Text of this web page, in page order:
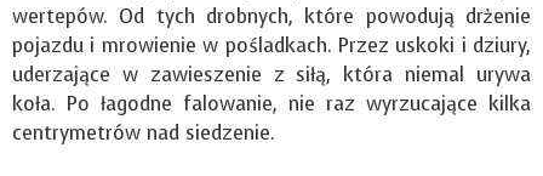
wertepów. Od tych drobnych, które powodują drżenie
pojazdu i mrowienie w pośladkach. Przez uskoki i dziury,
uderzające w zawieszenie z siłą, która niemal urywa
koła. Po łagodne falowanie, nie raz wyrzucające kilka
centrymetrów nad siedzenie.